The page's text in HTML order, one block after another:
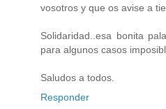
vosotros y que os avise a
Solidaridad..esa bonita
para algunos casos
Saludos a todos.
Responder